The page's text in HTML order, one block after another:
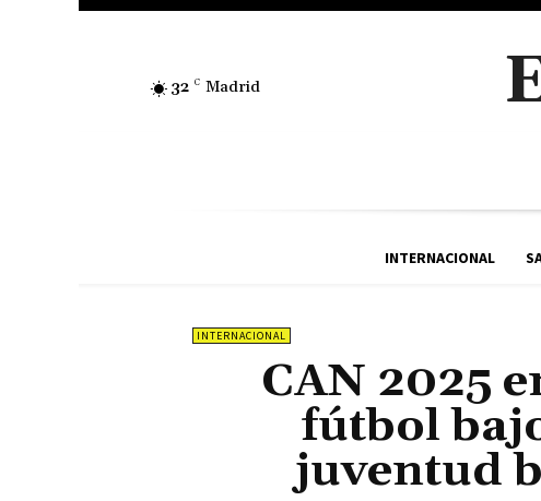
32 C Madrid
INTERNACIONAL
INTERNACIONAL
CAN 2025
fútbol
juventud